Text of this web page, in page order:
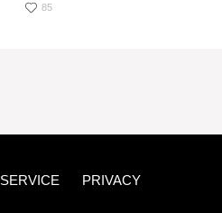
85
SERVICE PRIVACY